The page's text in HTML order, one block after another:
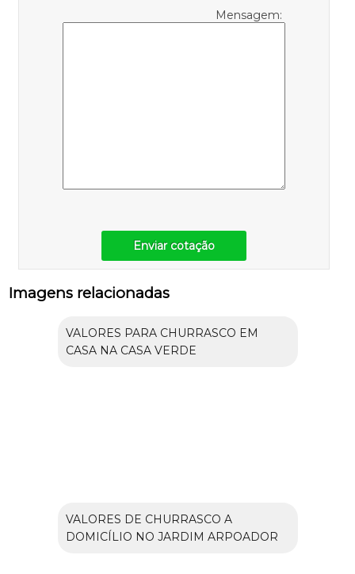
Mensagem:
Enviar cotação
Imagens relacionadas
VALORES PARA CHURRASCO EM
CASA NA CASA VERDE
VALORES DE CHURRASCO A
DOMICÍLIO NO JARDIM ARPOADOR